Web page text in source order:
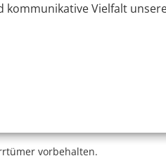
kommunikative Vielfalt
vorbehalten.